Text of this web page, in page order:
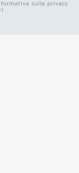
sulla privacy